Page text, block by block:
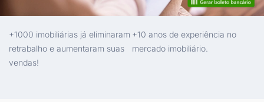
+1000 imobiliárias já eliminaram
retrabalho e aumentaram suas
vendas!
+10 anos de experiência no
mercado imobiliário.